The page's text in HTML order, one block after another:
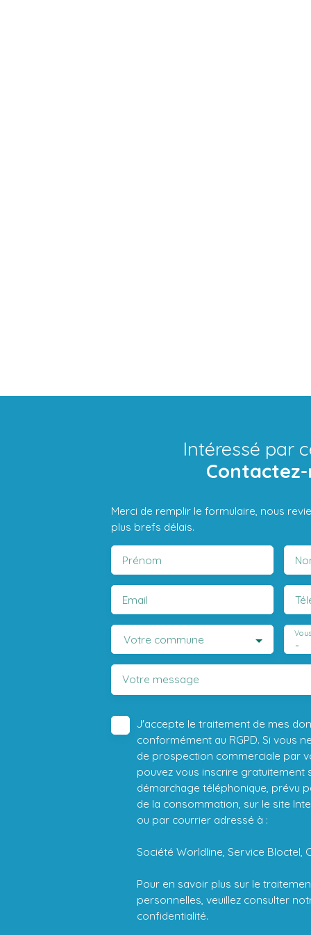
Intéressé par
Merci de remplir le formulaire, nous
plus brefs délais.
Prénom
Email
Votre commune -
Votre message
J'accepte le traitement de mes
conformément au RGPD. Si vous
de prospection commerciale par
pouvez vous inscrire gratuitement
démarchage téléphonique, prévu
de la consommation, sur le site
ou par courrier adressé à :
Société Worldline, Service Bloctel,
Pour en savoir plus sur le
personnelles, veuillez consulter
confidentialité.